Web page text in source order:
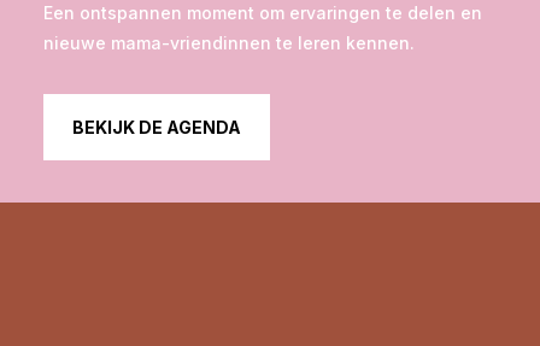
Een ontspannen moment om ervaringen te delen en
nieuwe mama-vriendinnen te leren kennen.
BEKIJK DE AGENDA